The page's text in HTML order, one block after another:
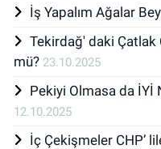
İş Yapalım Ağalar
Tekirdağ' daki Çatlak
mü? 23.10.2025
Pekiyi Olmasa da İYİ
12.10.2025
İç Çekişmeler CHP’